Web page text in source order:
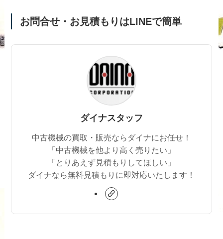
お問合せ・お見積もりはLINEで簡単
ダイナスタッフ
中古機械の買取・販売ならダイナにお任せ！
「中古機械を他より高く売りたい」
「とりあえず見積もりしてほしい」
ダイナなら無料見積もりに即対応いたします！